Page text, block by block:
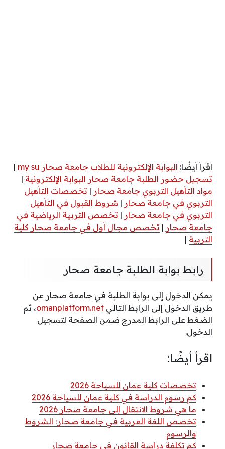
اقرأ أيضًا: البوابة الإلكترونية للطلاب جامعة صحار my su
|
تسجيل حضور الطلبة جامعة صحار البوابة الإلكترونية |
مواد التأهيل التربوي جامعة صحار | تخصصات التأهيل
التربوي في جامعة صحار | شروط القبول في التأهيل
التربوي في جامعة صحار | تخصص التربية الرياضية في
جامعة صحار | تخصص مجال أول في جامعة صحار كلية
التربية |
رابط بوابة الطلبة جامعة صحار
يمكن الدخول إلى بوابة الطلبة في جامعة صحار عن
طريق الدخول إلى الرابط التالي omanplatform.net، ثم
الضغط على الرابط المدرج ضمن الصفحة لتسجيل
الدخول.
اقرأ أيضًا:
تخصصات كلية عمان للسياحة 2026
كم رسوم الدراسة في كلية عمان للسياحة 2026
ما هي شروط الانتقال إلى جامعة صحار 2026
تخصص اللغة العربية في جامعة صحار؛ الشروط
والرسوم
كم تكلفة دراسة القانون في جامعة صحار